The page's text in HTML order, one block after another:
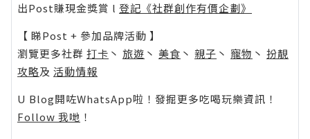
出Post賺現金獎賞 l 登記《社群創作有價企劃》
【 睇Post + 參加品牌活動 】
瀏覽更多社群 打卡 丶 旅遊 丶 美食 丶 親子 丶 寵物 丶 扮靚
攻略及 活動情報
U Blog開咗WhatsApp啦！發掘更多吃喝玩樂資訊！
Follow 我哋 ！